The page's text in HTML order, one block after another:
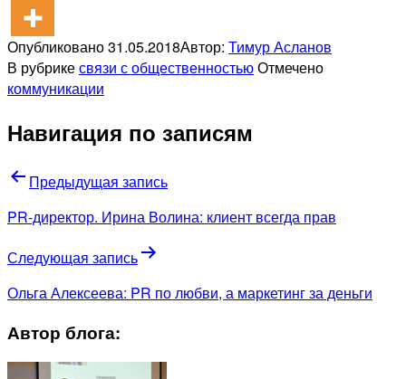
Опубликовано31.05.2018Автор: Тимур Асланов
В рубрикесвязи с общественностьюОтмечено
коммуникации
Навигация по записям
Предыдущая запись
PR-директор. Ирина Волина: клиент всегда прав
Следующая запись
Ольга Алексеева: PR по любви, а маркетинг за деньги
Автор блога: